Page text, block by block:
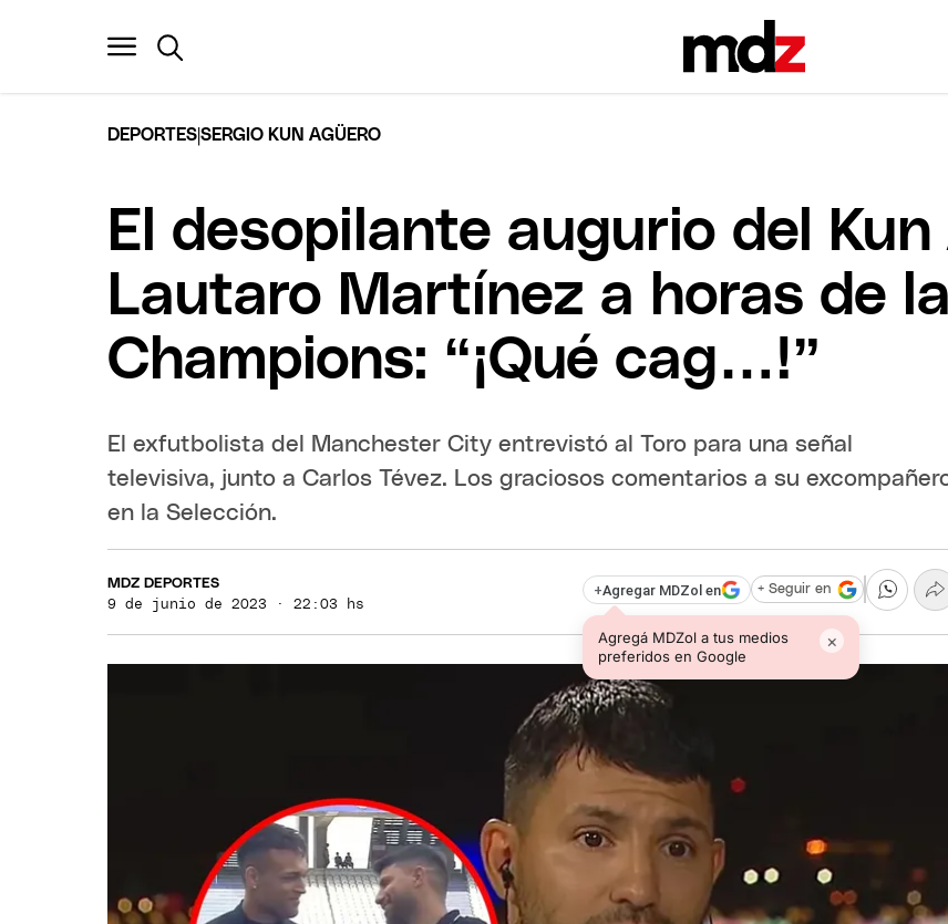
DEPORTES|SERGIO KUN AGÜERO
El desopilante augurio del Kun
Lautaro Martínez a horas de
Champions: “¡Qué cag…!”
El exfutbolista del Manchester City entrevistó al Toro para una señal
televisiva, junto a Carlos Tévez. Los graciosos comentarios a su
en la Selección.
MDZ DEPORTES
9 de junio de 2023 · 22:03 hs
+Agregar MDZol en
Agregá MDZol a tus medios
preferidos en Google
×
+ Seguir en